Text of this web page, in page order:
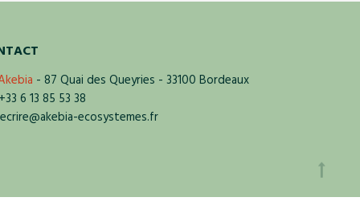
- 87 Quai des Queyries - 33100 Bordeaux
+33 6 13 85 53 38
ecrire@akebia-ecosystemes.fr